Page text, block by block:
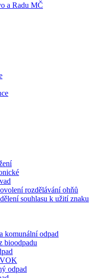
a Radu MČ
rozdělávání ohňů
souhlasu k užití znaku
komunální odpad
bioodpadu
odpad